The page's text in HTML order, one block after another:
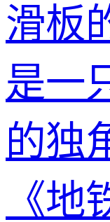
滑板
是一
的独
《